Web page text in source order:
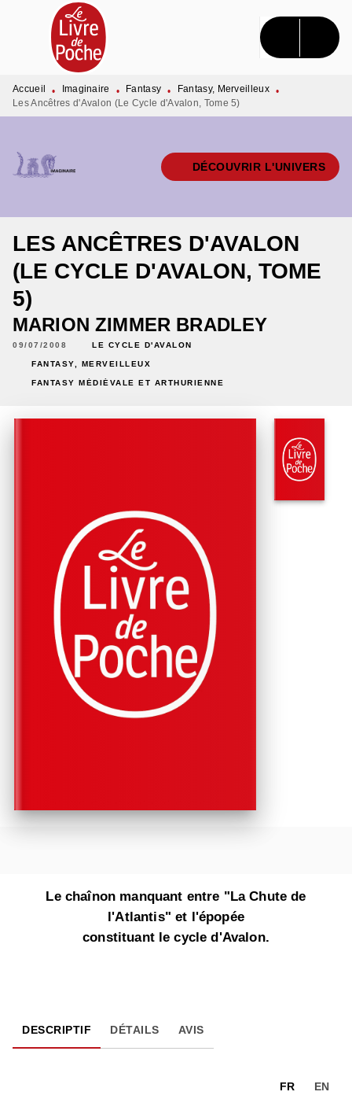
MENU RECHERCHE CONTENU
PIED DE PAGE
Accueil • Imaginaire • Fantasy • Fantasy, Merveilleux •
Les Ancêtres d'Avalon (Le Cycle d'Avalon, Tome 5)
DÉCOUVRIR L'UNIVERS
LES ANCÊTRES D'AVALON
(LE CYCLE D'AVALON, TOME
5)
MARION ZIMMER BRADLEY
09/07/2008 LE CYCLE D'AVALON
FANTASY, MERVEILLEUX
FANTASY MÉDIÉVALE ET ARTHURIENNE
Le chaînon manquant entre "La Chute de
l'Atlantis" et l'épopée
constituant le cycle d'Avalon.
DESCRIPTIF DÉTAILS AVIS
FR EN